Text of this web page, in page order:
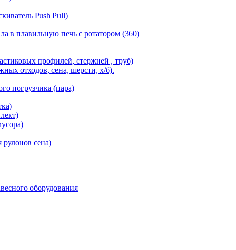
Push Pull)
в плавильную печь с ротатором (360)
профилей, стержней , труб)
отходов, сена, шерсти, х/б).
погрузчика (пара)
рулонов сена)
оборудования